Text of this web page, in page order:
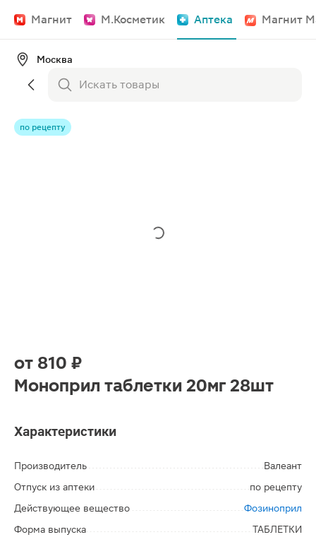
Магнит М.Косметик Аптека Магнит
Москва
по рецепту
от 810 ₽
Моноприл таблетки 20мг 28шт
Характеристики
Производитель
Валеант
Отпуск из аптеки
по рецепту
Действующее вещество
Фозиноприл
Форма выпуска
ТАБЛЕТКИ